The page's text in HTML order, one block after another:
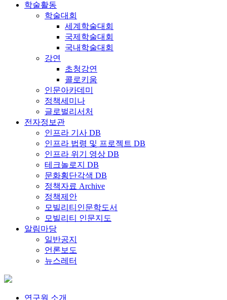
학술활동
학술대회
세계학술대회
국제학술대회
국내학술대회
강연
초청강연
콜로키움
인문아카데미
정책세미나
글로벌리서처
전자정보관
인프라 기사 DB
인프라 법령 및 프로젝트 DB
인프라 위기 영상 DB
테크놀로지 DB
문화횡단각색 DB
정책자료 Archive
정책제안
모빌리티인문학도서
모빌리티 인문지도
알림마당
일반공지
언론보도
뉴스레터
연구원 소개